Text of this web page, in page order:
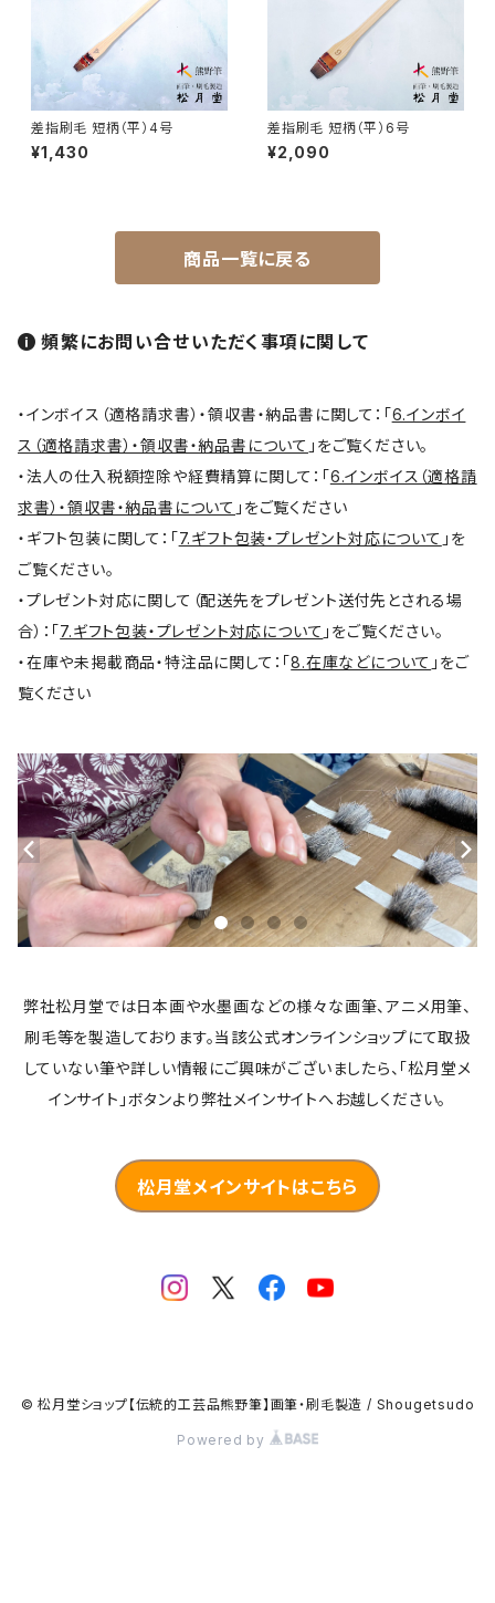
円山筆 / Maruyama Fude
オロンピー筆 / Oronpy Fude
平筆 / Hirafude (flat brush)
連筆/Renpitsu
差指刷毛 短柄（平）4号
¥1,430
差指刷毛 短柄（平）6号
¥2,090
商品一覧に戻る
頻繁にお問い合せいただく事項に関して
・インボイス（適格請求書）・領収書・納品書に関して：「6.インボイ
ス（適格請求書）・領収書・納品書について 」をご覧ください。
・法人の仕入税額控除や経費精算に関して：「6.インボイス（適格請
求書）・領収書・納品書について 」をご覧ください
・ギフト包装に関して：「7.ギフト包装・プレゼント対応について 」を
ご覧ください。
・プレゼント対応に関して（配送先をプレゼント送付先とされる場
合）：「7.ギフト包装・プレゼント対応について 」をご覧ください。
・在庫や未掲載商品・特注品に関して：「8.在庫などについて 」をご
覧ください
弊社松月堂では日本画や水墨画などの様々な画筆、アニメ用筆、
刷毛等を製造しております。当該公式オンラインショップにて取扱
していない筆や詳しい情報にご興味がございましたら、「松月堂メ
インサイト」ボタンより弊社メインサイトへお越しください。
松月堂メインサイトはこちら
© 松月堂ショップ【伝統的工芸品熊野筆】画筆・刷毛製造 / Shougetsudo
Powered by